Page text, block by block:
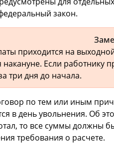
закон.
приходится на
Если работнику
три дня до начала.
по тем или иным
в день увольнения. Об
то все суммы должны
требования о расчете.